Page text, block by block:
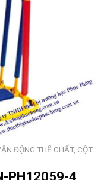
ĐỘNG THỂ CHẤT, CỘT
PH12059-4